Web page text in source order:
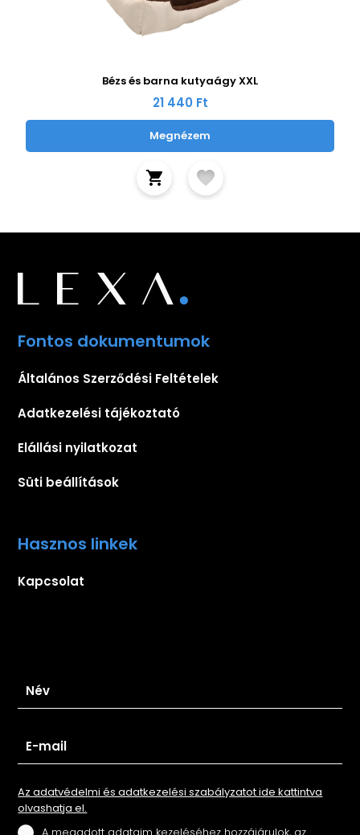
Bézs és barna kutyaágy XXL
21 440 Ft
Megnézem
Fontos dokumentumok
Általános Szerződési Feltételek
Adatkezelési tájékoztató
Elállási nyilatkozat
Süti beállítások
Hasznos linkek
Kapcsolat
Az adatvédelmi és adatkezelési szabályzatot ide kattintva
olvashatja el.
A megadott adataim kezeléséhez hozzájárulok, az